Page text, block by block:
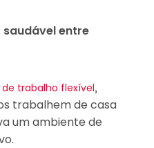
saudável entre
trabalho flexível,
trabalhem de casa
um ambiente de